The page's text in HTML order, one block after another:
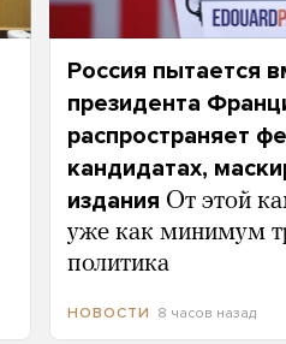
Россия пытается
президента
распространяет
кандидатах,
издания От этой
уже как минимум
политика
НОВОСТИ 8 часов назад